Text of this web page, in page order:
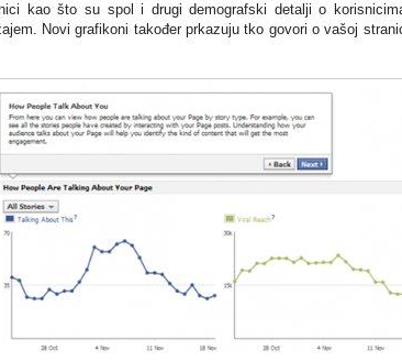
kao što su spol i drugi demografski detalji o
Novi grafikoni također prkazuju tko govori o vašoj